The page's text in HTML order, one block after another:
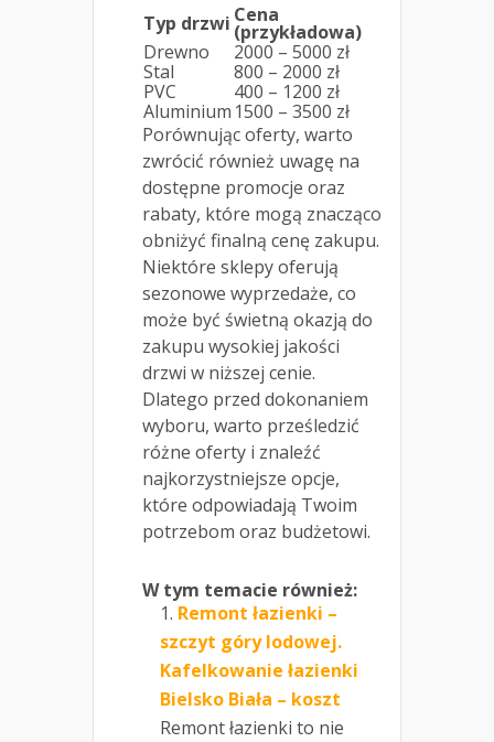
Typ drzwi Cena
(przykładowa)
Drewno
2000 – 5000 zł
Stal
800 – 2000 zł
PVC
400 – 1200 zł
Aluminium 1500 – 3500 zł
Porównując oferty, warto
zwrócić również uwagę na
dostępne promocje oraz
rabaty, które mogą znacząco
obniżyć finalną cenę zakupu.
Niektóre sklepy oferują
sezonowe wyprzedaże, co
może być świetną okazją do
zakupu wysokiej jakości
drzwi w niższej cenie.
Dlatego przed dokonaniem
wyboru, warto prześledzić
różne oferty i znaleźć
najkorzystniejsze opcje,
które odpowiadają Twoim
potrzebom oraz budżetowi.
W tym temacie również:
Remont łazienki –
szczyt góry lodowej.
Kafelkowanie łazienki
Bielsko Biała – koszt
Remont łazienki to nie